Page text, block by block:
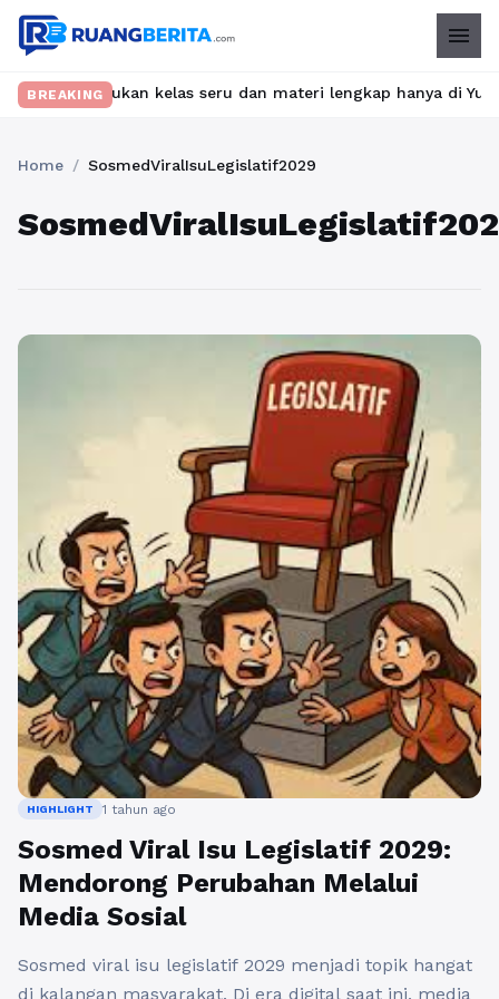
menu
BREAKING
Temukan kelas seru dan materi lengkap hanya di
Home / SosmedViralIsuLegislatif2029
HIGHLIGHT 1 tahun ago
Sosmed Viral Isu Legislatif 2029:
Mendorong Perubahan Melalui
Media Sosial
Sosmed viral isu legislatif 2029 menjadi topik hangat
di kalangan masyarakat. Di era digital saat ini, media